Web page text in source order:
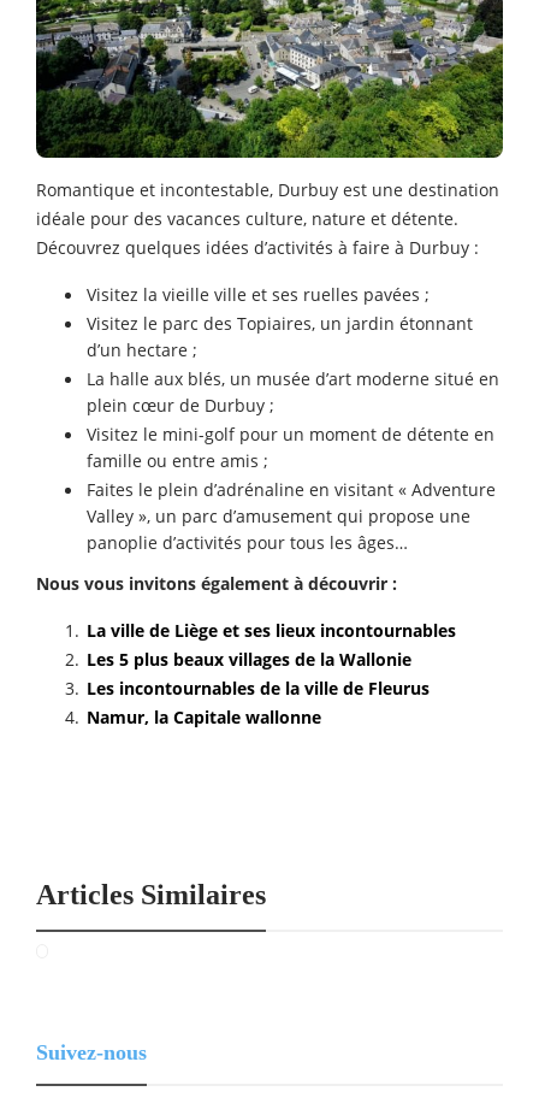
Romantique et incontestable, Durbuy est une destination
idéale pour des vacances culture, nature et détente.
Découvrez quelques idées d’activités à faire à Durbuy :
Visitez la vieille ville et ses ruelles pavées ;
Visitez le parc des Topiaires, un jardin étonnant
d’un hectare ;
La halle aux blés, un musée d’art moderne situé en
plein cœur de Durbuy ;
Visitez le mini-golf pour un moment de détente en
famille ou entre amis ;
Faites le plein d’adrénaline en visitant « Adventure
Valley », un parc d’amusement qui propose une
panoplie d’activités pour tous les âges…
Nous vous invitons également à découvrir :
La ville de Liège et ses lieux incontournables
Les 5 plus beaux villages de la Wallonie
Les incontournables de la ville de Fleurus
Namur, la Capitale wallonne
Articles Similaires
Suivez-nous